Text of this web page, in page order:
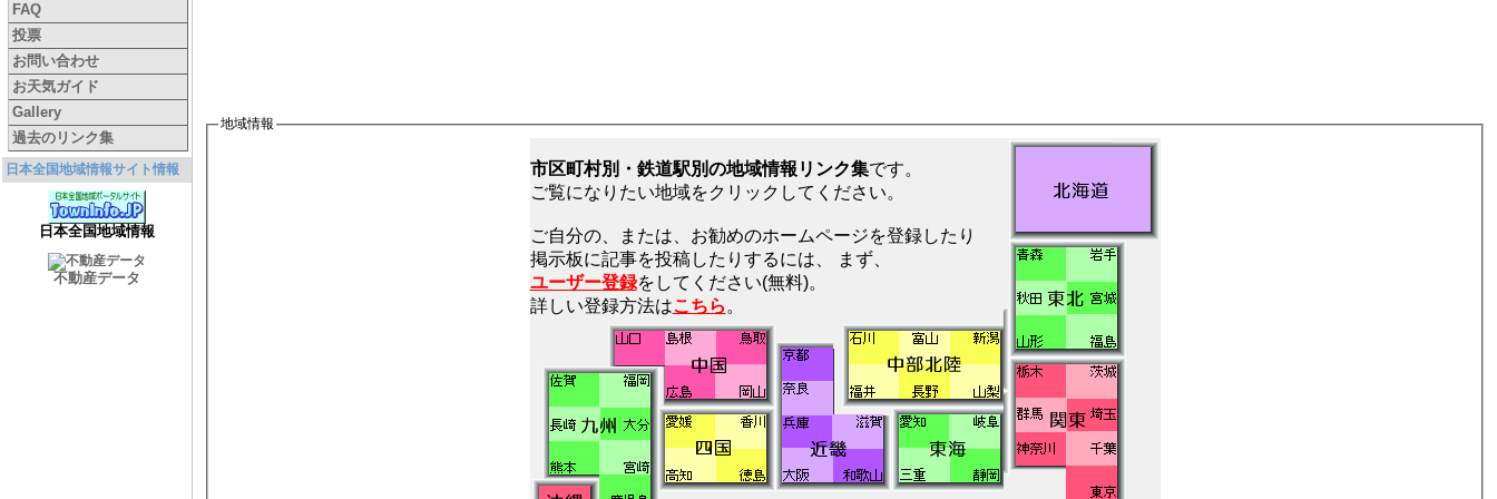
FAQ
投票
お問い合わせ
お天気ガイド
Gallery
過去のリンク集
日本全国地域情報サイト情報
日本全国地域情報
不動産データ
地域情報
市区町村別・鉄道駅別の地域情報リンク集です。
ご覧になりたい地域をクリックしてください。
ご自分の、または、お勧めのホームページを登録したり
掲示板に記事を投稿したりするには、 まず、
ユーザー登録をしてください(無料)。
詳しい登録方法はこちら 。